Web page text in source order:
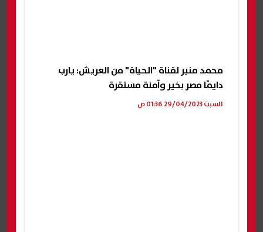
محمد منير لقناة "الحياة" من العريش: يارب
دايمًا مصر بخير وآمنة مستقرة
السبت 29/04/2023 01:36 ص